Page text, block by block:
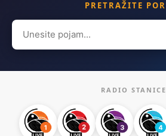
PRETRAŽITE
Search
for:
RADIO STANICE